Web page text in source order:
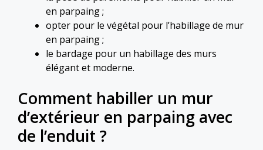
en parpaing ;
opter pour le végétal pour l’habillage de mur
en parpaing ;
le bardage pour un habillage des murs
élégant et moderne.
Comment habiller un mur
d’extérieur en parpaing avec
de l’enduit ?